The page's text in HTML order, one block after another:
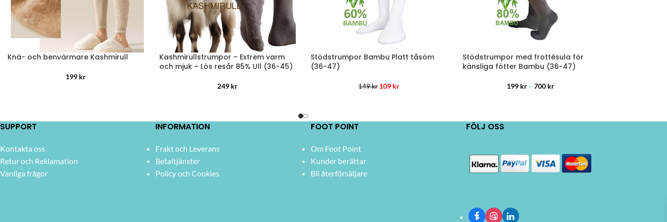
Knä- och benvärmare Kashmirull
199 kr
Kashmirullstrumpor – Extrem varm
och mjuk – Lös resår 85% Ull (36-45)
249 kr
Stödstrumpor Bambu Platt tåsöm
(36-47)
149kr 109 kr
Stödstrumpor med frottésula för
känsliga fötter Bambu (36-47)
199 kr – 700 kr
SUPPORT
Kontakta oss
Retur och Reklamation
Vanliga frågor
INFORMATION
Frakt och Leverans
Betaltjänster
Policy och Cookies
FOOT POINT
Om Foot Point
Kunder berättar
Bli återförsäljare
FÖLJ OSS